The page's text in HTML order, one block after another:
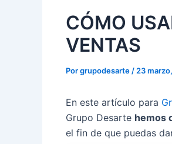
CÓMO
VENTAS
Porgrupodesarte / 23
En este artículo para
Grupo Desarte hemos
el fin de que puedas